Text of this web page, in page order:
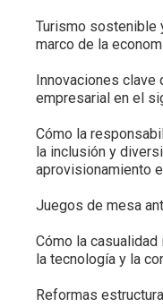
Turismo sostenible
marco de la
Innovaciones clave
empresarial en el
Cómo la
la inclusión y
aprovisionamiento
Juegos de mesa
Cómo la
la tecnología y la
Reformas